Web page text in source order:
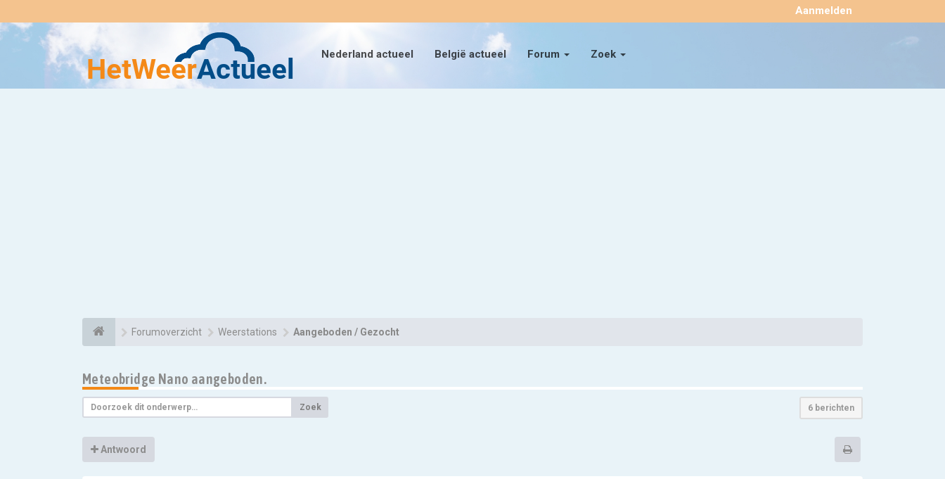
Nederland actueel België actueel Forum Zoek
Aanmelden ×
Forumoverzicht Weerstations Aangeboden / Gezocht
Meteobridge Nano aangeboden.
Zoek 6 berichten
Antwoord